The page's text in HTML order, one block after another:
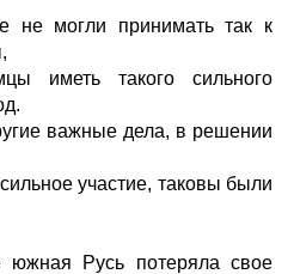
не могли принимать так к
иметь такого сильного
важные дела, в решении
участие, таковы были
Русь потеряла свое